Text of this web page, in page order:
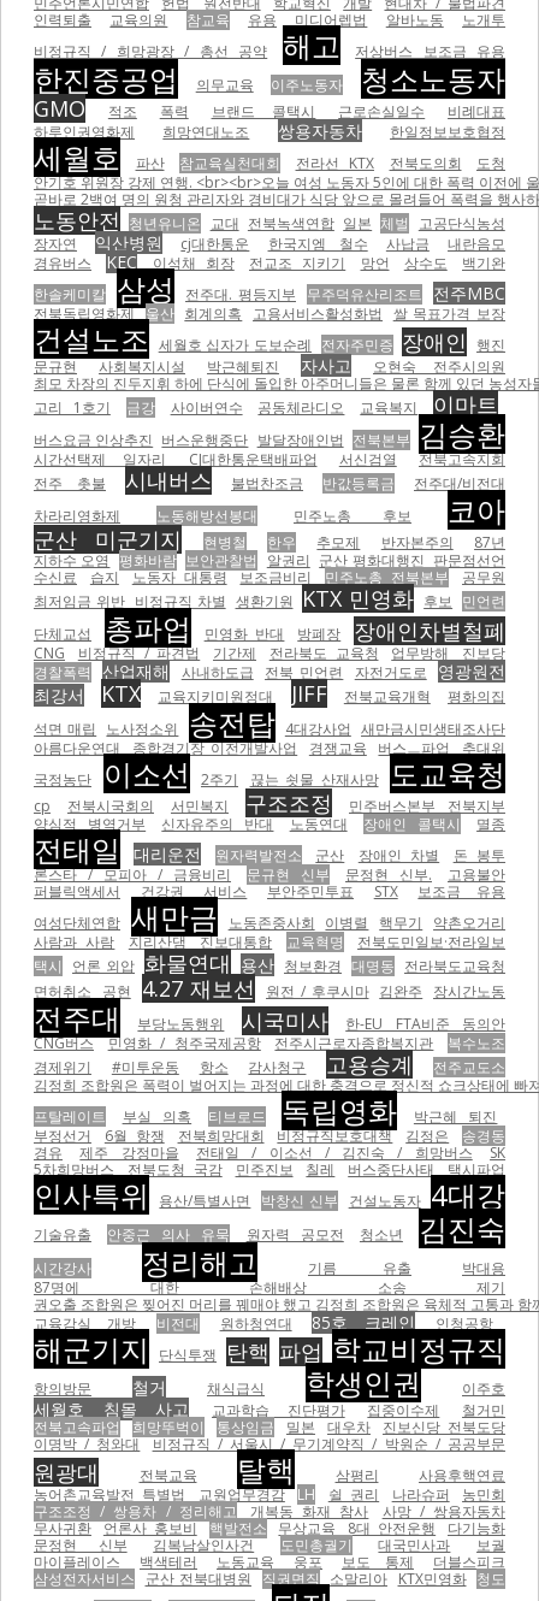
인력퇴출
교육의원 참교육 유용 미디어렙법 알바노동
노개투
비정규직 / 희망광장 / 총선 공약
해고 저상버스 보조금 유용
한진중공업 의무교육 이주노동자 청소노동자
GMO 적조 폭력 브랜드 콜택시 근로손실일수
비례대표
하루인권영화제
희망연대노조 쌍용자동차 한일정보보호협정
세월호 파산 참교육실천대회 전라선 KTX 전북도의회
도청
안기호 위원장 강제 연행. <br><br>오늘 여성 노동자 5인에 대한 폭력 이전
곧바로 2백여 명의 원청 관리자와 경비대가 식당 앞으로 몰려들어 폭력을 행
노동안전 청년유니온 교대 전북녹색연합 일본 체벌
고공단식농성
장자연
익산병원 cj대한통운 한국지엠 철수 사납금
내란음모
경유버스
KEC 이석채 회장 전교조 지키기 망언 상수도
백기완
한솔케미칼 삼성 전주대. 평등지부 무주덕유산리조트 전주MBC
전북독립영화제 울산 회계의혹 고용서비스활성화법 쌀 목표가격 보장
건설노조 세월호 십자가 도보순례 전자주민증 장애인
행진
문규현
사회복지시설 박근혜퇴진 자사고
오현숙 전주시의원
최모 차장의 진두지휘 하에 단식에 돌입한 아주머니들은 물론 함께 있던 농
고리 1호기
금강 사이버연수 공동체라디오 교육복지 이마트
버스요금 인상추진 버스운행중단 발달장애인법 전북본부 김승환
시간선택제 일자리 CJ대한통운택배파업 서신검열
전북고속지회
전주 촛불
시내버스 불법찬조금 반값등록금
전주대/비전대
차라리영화제
노동해방선봉대 민주노총 후보 코아
군산 미군기지 현병철 한우 추모제 반자본주의
87년
지하수 오염 평화바람 보안관찰법 알권리 군산 평화대행진 판문점선언
수신료
습지 노동자 대통령 보조금비리 민주노총 전북본부
공무원
최저임금 위반 비정규직 차별 생환기원 KTX 민영화 후보 민언련
단체교섭
총파업 민영화 반대 방폐장 장애인차별철폐
CNG 비정규직 / 파견법 기간제 전라북도 교육청 업무방해
진보당
경찰폭력
산업재해 사내하도급 전북 민언련 자전거도로
영광원전
최강서
KTX 교육지키미원정대 JIFF 전북교육개혁
평화의집
석면 매립
노사정소위 송전탑 4대강사업 새만금시민생태조사단
아름다운연대
종합경기장 이전개발사업 경쟁교육 버스ㅡ파업
추대위
국정농단
이소선 2주기 끊는 쇳물 산재사망 도교육청
cp 전북시국회의 서민복지 구조조정
민주버스본부 전북지부
양심적 병역거부
신자유주의 반대 노동연대 장애인 콜택시 멸종
전태일 대리운전 원자력발전소 군산 장애인 차별
돈 봉투
론스타 / 모피아 / 금융비리
문규현 신부 문정현 신부.
고용불안
퍼블릭액세서
건강권 서비스 부안주민투표 STX
보조금 유용
여성단체연합 새만금 노동존중사회 이병렬 핵무기
약촌오거리
사람과 사람
지리산댐 진보대통합 교육혁명
전북도민일보·전라일보
택시
언론 외압 화물연대 용산 청보환경 대명동 전라북도교육청
면허취소
공현 4.27 재보선 원전 / 후쿠시마 김완주 장시간노동
전주대 부당노동행위 시국미사
한-EU FTA비준 동의안
CNG버스
민영화 / 청주국제공항 전주시근로자종합복지관
복수노조
경제위기
#미투운동 항소 감사청구 고용승계
전주교도소
김정희 조합원은 폭력이 벌어지는 과정에 대한 충격으로 정신적 쇼크상태에 빠
프탈레이트
부실 의혹 티브로드 독립영화
박근혜 퇴진
부정선거
6월 항쟁 전북희망대회 비정규직보호대책 김정은
송경동
경유
제주 강정마을 전태일 / 이소선 / 김진숙 / 희망버스
SK
5차희망버스
전북도청 국감 민주진보 칠레 버스중단사태 택시파업
인사특위 용산/특별사면 박창신 신부 건설노동자 4대강
기술유출 안중근 의사 유묵 원자력 공모전 청소년 김진숙
시간강사 정리해고 기름 유출
박대용
87명에 대한 손해배상 소송 제기
권오출 조합원은 찢어진 머리를 꿰매야 했고 김정희 조합원은 육체적 고통과
교육감실 개방
비전대 원하청연대 85호 크레인 인청공항
해군기지 단식투쟁 탄핵 파업 학교비정규직
항의방문 철거 채식급식 학생인권 이주호
세월호 침몰 사고 교과학습 진단평가 집중이수제
철거민
전북고속파업
희망뚜벅이 통상임금 밀본 대우차
진보신당 전북도당
이명박 / 청와대 비정규직 / 서울시 / 무기계약직 / 박원순 / 공공부문
원광대 전북교육 탈핵 삼평리
사용후핵연료
농어촌교육발전 특별법
교원업무경감 LH 쉴 권리 나라슈퍼
농민회
구조조정 / 쌍용차 / 정리해고
개복동 화재 참사
사망 / 쌍용자동차
무사귀환 언론사 홍보비 핵발전소 무상교육 8대 안전운행
다기능화
문정현 신부
김복남살인사건 도민총궐기 대국민사과
보궐
마이플레이스
백색테러 노동교육 웅포 보도 통제
더블스피크
삼성전자서비스
군산 전북대병원 직권면직 소말리아 KTX민영화 청도